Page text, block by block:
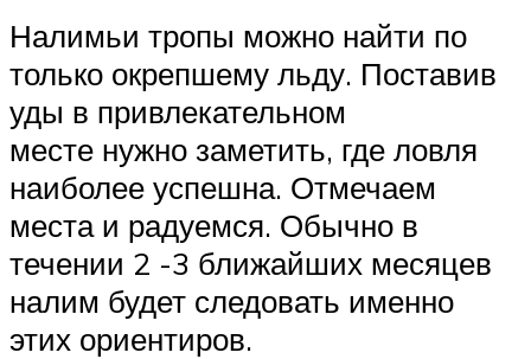
Налимьи тропы можно найти по
только окрепшему льду. Поставив
уды в привлекательном
месте нужно заметить, где ловля
наиболее успешна. Отмечаем
места и радуемся. Обычно в
течении 2 -3 ближайших месяцев
налим будет следовать именно
этих ориентиров.